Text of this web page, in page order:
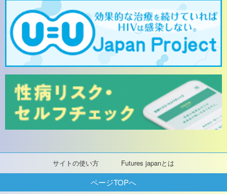
サイトの使い方 Futures japanとは
ページTOPへ